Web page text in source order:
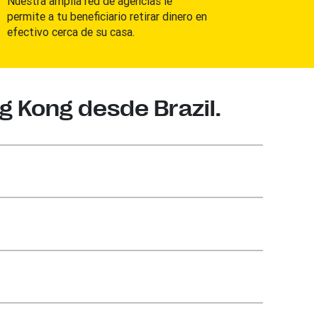
permite a tu beneficiario retirar dinero en
efectivo cerca de su casa.
Kong desde Brazil.